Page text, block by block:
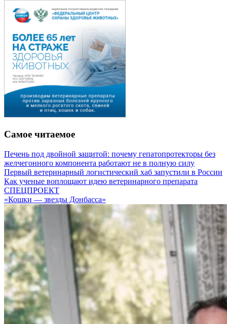
Самое читаемое
Печень под двойной защитой: почему гепатопротекторы без
желчегонного компонента работают не в полную силу
Первый ветеринарный логистический хаб запустили в России
Как ученые воплощают идею ветеринарного препарата
СПЕЦПРОЕКТ
«Кошки — звезды Донбасса»